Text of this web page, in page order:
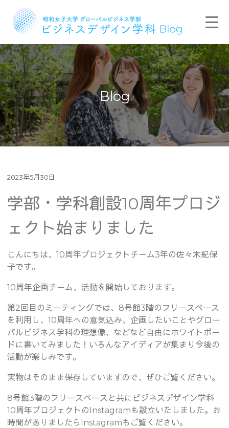
Blog
2023年5月30日
学部・学科創設10周年プロジ
ェクト始まりました
こんにちは、10周年プロジェクトチーム3年の佐々木紀保
子です。
10周年企画チーム、活動を開始しております。
第2回目のミーティングでは、8号館3階のフリースペース
を利用し、10周年への意気込み、企画したいことやグロー
バルビジネス学科の理想像、などなど自由にホワイトボー
ドに書いてみました！いろんなアイディアが集まり今後の
活動が楽しみです。
実物はそのまま保存していますので、ぜひご覧ください。
8号館3階のフリースペースと共にビジネスデザイン学科
10周年プロジェクトのInstagramも設立いたしました。お
時間がありましたらInstagramもご覧ください。